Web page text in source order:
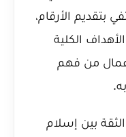
بتقديم الأرقام،
الكلية
من فهم
بين إسلام